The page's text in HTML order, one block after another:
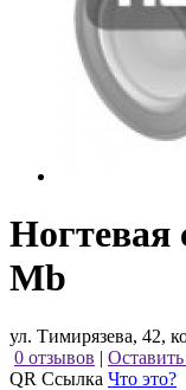
Ногтевая
Mb
ул. Тимирязева, 42,
0 отзывов |
QR Ссылка Что это?